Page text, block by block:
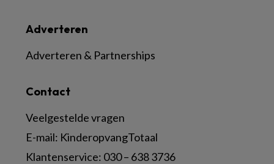
Contact
Veelgestelde vragen
E-mail: KinderopvangTotaal
Klantenservice: 030 – 638 3736
Adverteren
Adverteren & Partnerships